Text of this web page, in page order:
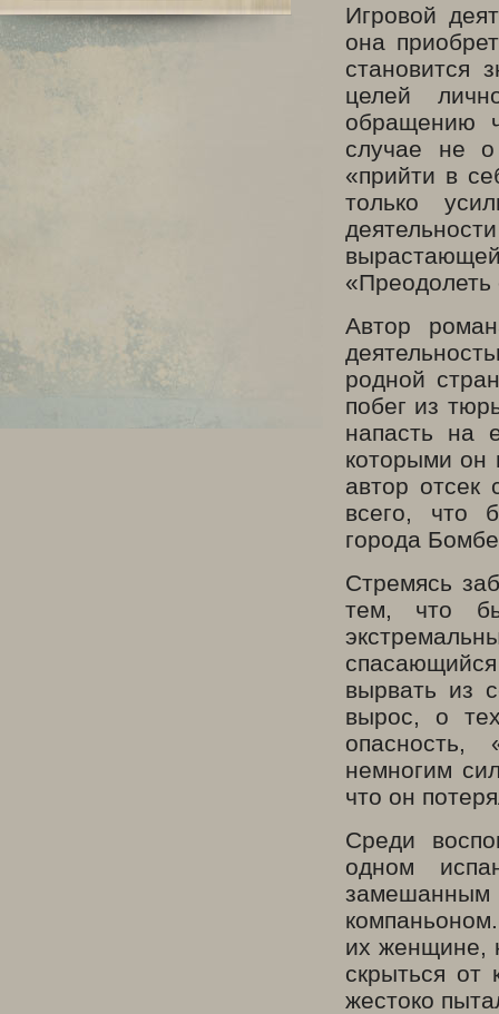
Игровой
она
становится
целей
обращению
случае не
«прийти в
только
«Преодолеть
Автор
родной
побег из
напасть на
которыми он
автор отсек
всего, что
города
Стремясь
тем, что
вырвать из
вырос, о
опасность,
немногим
что он
Среди
одном
их женщине,
скрыться от
жестоко